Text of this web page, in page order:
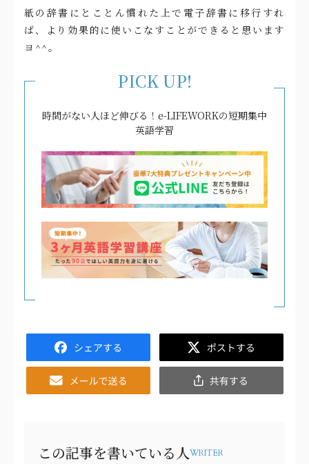
紙の辞書にとことん慣れた上で電子辞書に移行すれ
ば、より効果的に使いこなすことができると思います
ヨ^^。
PICK UP!
時間がない人ほど伸びる！e-LIFEWORKの短期集中
英語学習
Facebook
Twitter
Email
共
有
この記事を書いている人WRITER